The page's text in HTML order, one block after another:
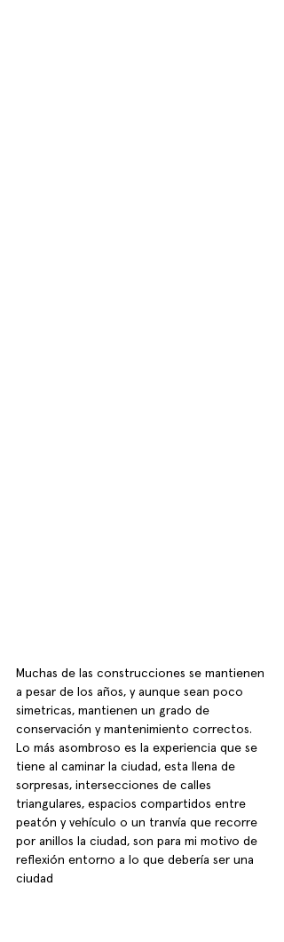
Muchas de las construcciones se mantienen
a pesar de los años, y aunque sean poco
simetricas, mantienen un grado de
conservación y mantenimiento correctos.
Lo más asombroso es la experiencia que se
tiene al caminar la ciudad, esta llena de
sorpresas, intersecciones de calles
triangulares, espacios compartidos entre
peatón y vehículo o un tranvía que recorre
por anillos la ciudad, son para mi motivo de
reflexión entorno a lo que debería ser una
ciudad